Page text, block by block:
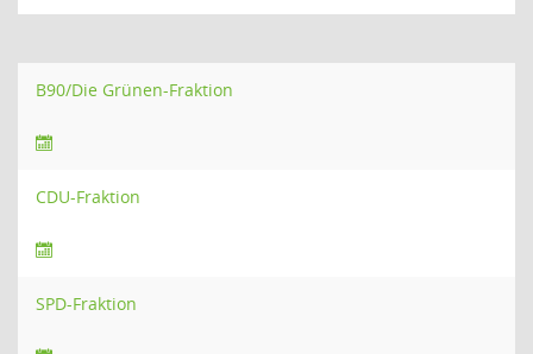
B90/Die Grünen-Fraktion
CDU-Fraktion
SPD-Fraktion